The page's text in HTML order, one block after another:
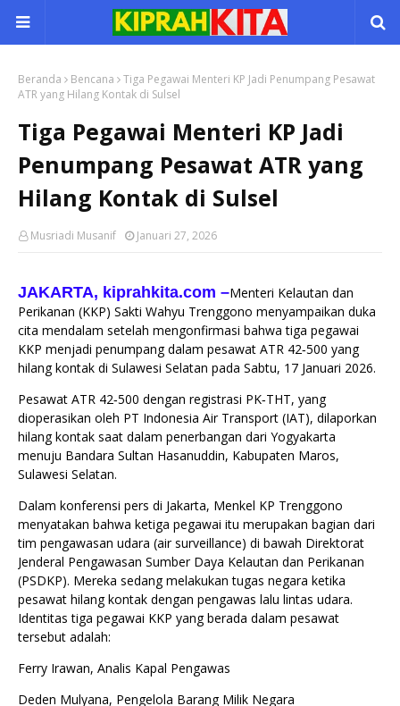
Beranda Bencana
Tiga Pegawai Menteri KP Jadi Penumpang Pesawat
ATR yang Hilang Kontak di Sulsel
Tiga Pegawai Menteri KP Jadi
Penumpang Pesawat ATR yang
Hilang Kontak di Sulsel
Musriadi Musanif Januari 27, 2026
JAKARTA, kiprahkita.com –Menteri Kelautan dan
Perikanan (KKP) Sakti Wahyu Trenggono menyampaikan duka
cita mendalam setelah mengonfirmasi bahwa tiga pegawai
KKP menjadi penumpang dalam pesawat ATR 42‑500 yang
hilang kontak di Sulawesi Selatan pada Sabtu, 17 Januari 2026.
Pesawat ATR 42‑500 dengan registrasi PK‑THT, yang
dioperasikan oleh PT Indonesia Air Transport (IAT), dilaporkan
hilang kontak saat dalam penerbangan dari Yogyakarta
menuju Bandara Sultan Hasanuddin, Kabupaten Maros,
Sulawesi Selatan.
Dalam konferensi pers di Jakarta, Menkel KP Trenggono
menyatakan bahwa ketiga pegawai itu merupakan bagian dari
tim pengawasan udara (air surveillance) di bawah Direktorat
Jenderal Pengawasan Sumber Daya Kelautan dan Perikanan
(PSDKP). Mereka sedang melakukan tugas negara ketika
pesawat hilang kontak dengan pengawas lalu lintas udara.
Identitas tiga pegawai KKP yang berada dalam pesawat
tersebut adalah:
Ferry Irawan, Analis Kapal Pengawas
Deden Mulyana, Pengelola Barang Milik Negara